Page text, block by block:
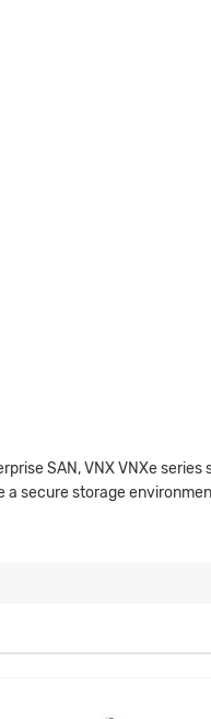
SAN, VNX VNXe
secure storage